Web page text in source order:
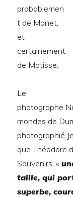
probablemen
t de Manet,
et
certainement
de Matisse.
Le
photographe
mondes de
photographié
que Théodore
Souvenirs, «
taille, qui
superbe,